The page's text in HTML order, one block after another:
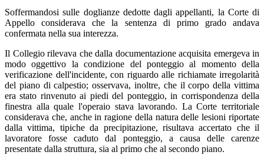
Soffermandosi sulle doglianze dedotte dagli appellanti, la Corte di
Appello considerava che la sentenza di primo grado andava
confermata nella sua interezza.
Il Collegio rilevava che dalla documentazione acquisita emergeva in
modo oggettivo la condizione del ponteggio al momento della
verificazione dell'incidente, con riguardo alle richiamate irregolarità
del piano di calpestio; osservava, inoltre, che il corpo della vittima
era stato rinvenuto ai piedi del ponteggio, in corrispondenza della
finestra alla quale l'operaio stava lavorando. La Corte territoriale
considerava che, anche in ragione della natura delle lesioni riportate
dalla vittima, tipiche da precipitazione, risultava accertato che il
lavoratore fosse caduto dal ponteggio, a causa delle carenze
presentate dalla struttura, sia al primo che al secondo piano.